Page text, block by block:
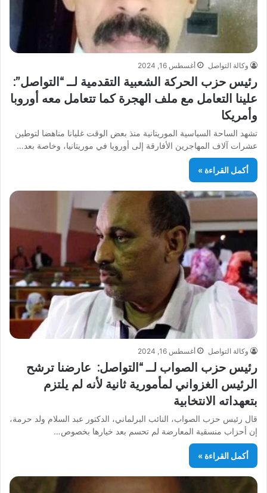
وكالة التواصل أغسطس 16, 2024
رئيس حزب الحركة الشعبية التقدمية لــ “التواصل”:
علينا التعامل مع ملف الهجرة كما تتعامل معه أوروبا
وأمريكا
تشهد الساحة السياسية الموريتانية منذ بعض الوقت غليانا مناهضا لتوطين
عشرات آلاف المهاجرين الأفارقة إلى أوروبا في موريتانيا، وخاصة بعد…
أكمل القراءة »
وكالة التواصل أغسطس 16, 2024
رئيس حزب الصواب لــ “التواصل: عارضنا ترشح
الرئيس الغزواني لمأمورية ثانية لأنه لم يلتزم
بتعهداته الانتخابية
قال رئيس حزب الصواب، النائب البرلماني، الدكتور عبد السلام ولد حرمة،
إن أحزاب منسقية المعارضة لم تحسم بعد خيارها بخصوص…
أكمل القراءة »